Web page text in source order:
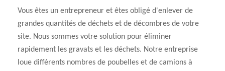
Vous êtes un entrepreneur et êtes obligé d'enlever de
grandes quantités de déchets et de décombres de votre
site. Nous sommes votre solution pour éliminer
rapidement les gravats et les déchets. Notre entreprise
loue différents nombres de poubelles et de camions à